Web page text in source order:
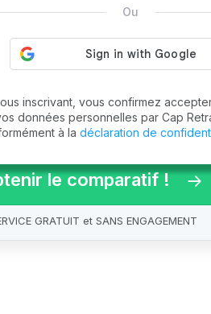
le comparatif !
GRATUIT et SANS ENGAGEMENT
Ou
inscrivant, vous confirmez
données personnelles par Cap
à la déclaration de